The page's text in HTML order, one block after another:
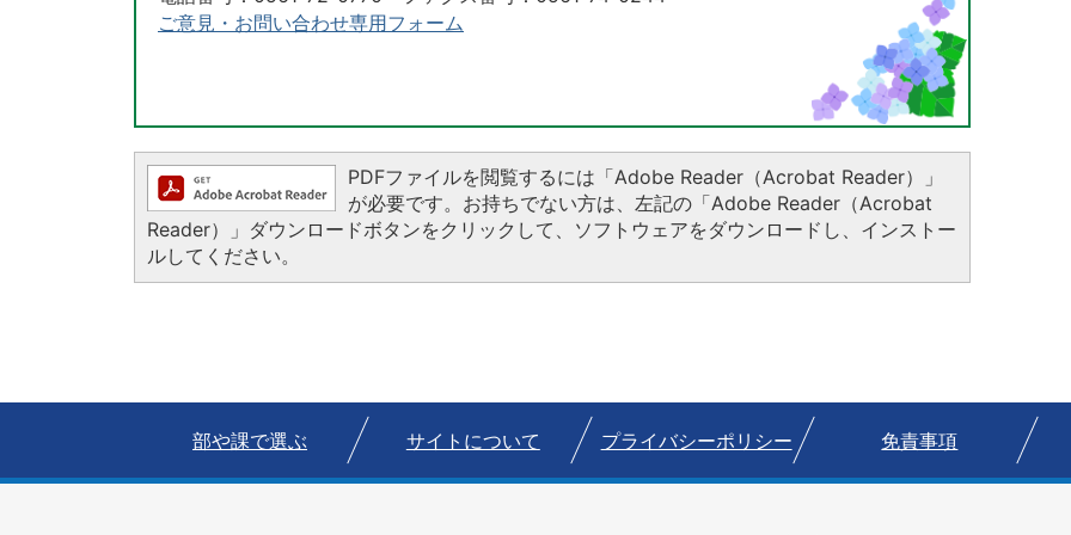
ご意見・お問い合わせ専用フォーム
PDFファイルを閲覧するには「Adobe Reader（Acrobat Reader）」
が必要です。お持ちでない方は、左記の「Adobe Reader（Acrobat
Reader）」ダウンロードボタンをクリックして、ソフトウェアをダウンロードし、インストー
ルしてください。
部や課で選ぶ サイトについて プライバシーポリシー 免責事項